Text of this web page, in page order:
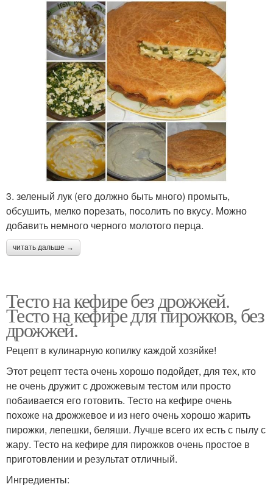
3. зеленый лук (его должно быть много) промыть,
обсушить, мелко порезать, посолить по вкусу. Можно
добавить немного черного молотого перца.
читать дальше →
Тесто на кефире без дрожжей.
Тесто на кефире для пирожков, без
дрожжей.
Рецепт в кулинарную копилку каждой хозяйке!
Этот рецепт теста очень хорошо подойдет, для тех, кто
не очень дружит с дрожжевым тестом или просто
побаивается его готовить. Тесто на кефире очень
похоже на дрожжевое и из него очень хорошо жарить
пирожки, лепешки, беляши. Лучше всего их есть с пылу с
жару. Тесто на кефире для пирожков очень простое в
приготовлении и результат отличный.
Ингредиенты: